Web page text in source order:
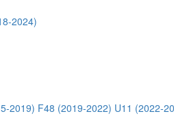
2024)
2019) F48 (2019-2022) U11 (2022-